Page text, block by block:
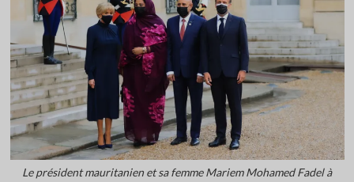
Le président mauritanien et sa femme Mariem Mohamed Fadel à